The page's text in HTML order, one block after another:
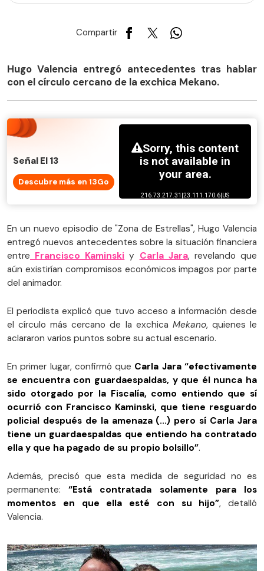
Compartir
Hugo Valencia entregó antecedentes tras hablar
con el círculo cercano de la exchica Mekano.
Señal El 13
Descubre más en 13Go
En un nuevo episodio de "Zona de Estrellas", Hugo Valencia
entregó nuevos antecedentes sobre la situación financiera
entre Francisco Kaminski y Carla Jara, revelando que
aún existirían compromisos económicos impagos por parte
del animador.
El periodista explicó que tuvo acceso a información desde
el círculo más cercano de la exchica Mekano, quienes le
aclararon varios puntos sobre su actual escenario.
En primer lugar, confirmó que Carla Jara “efectivamente
se encuentra con guardaespaldas, y que él nunca ha
sido otorgado por la Fiscalía, como entiendo que sí
ocurrió con Francisco Kaminski, que tiene resguardo
policial después de la amenaza (...) pero sí Carla Jara
tiene un guardaespaldas que entiendo ha contratado
ella y que ha pagado de su propio bolsillo”.
Además, precisó que esta medida de seguridad no es
permanente:“Está contratada solamente para los
momentos en que ella esté con su hijo”, detalló
Valencia.